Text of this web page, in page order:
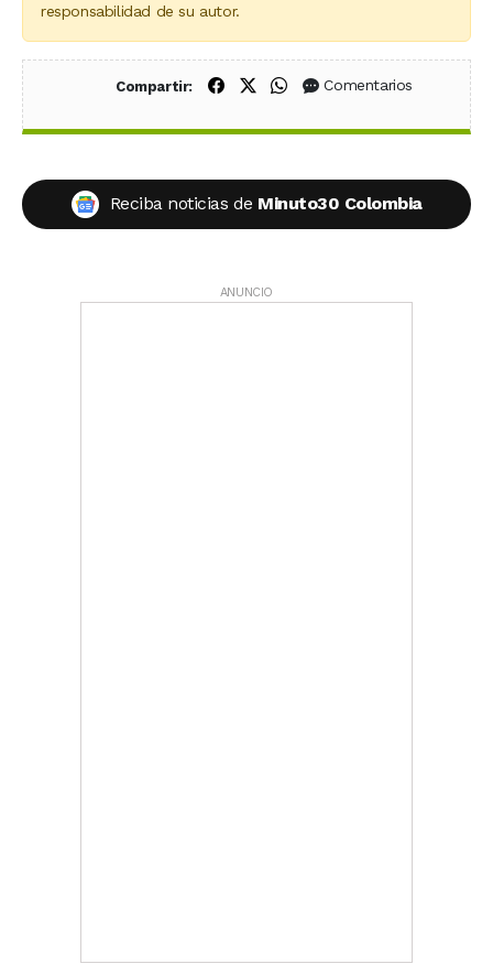
responsabilidad de su autor.
Compartir: Compartir en Facebook
Compartir en X (Twitter)
Compartir en WhatsApp
Comentarios
Reciba noticias de Minuto30 Colombia
ANUNCIO